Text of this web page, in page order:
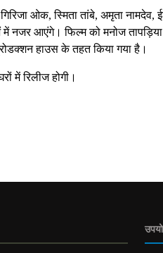
ओक, स्मिता तांबे, अमृता नामदेव,
आएंगे। फिल्म को मनोज तापड़िया
हाउस के तहत किया गया है।
में रिलीज होगी।